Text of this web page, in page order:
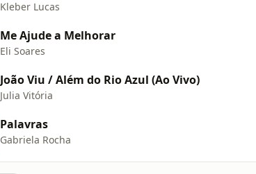
Kleber Lucas
Me Ajude a Melhorar
Eli Soares
João Viu / Além do Rio Azul (Ao Vivo)
Julia Vitória
Palavras
Gabriela Rocha